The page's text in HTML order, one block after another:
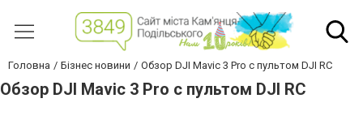
Головна Бізнес новини Обзор DJI Mavic 3 Pro с пультом DJI RC
Обзор DJI Mavic 3 Pro с пультом DJI RC